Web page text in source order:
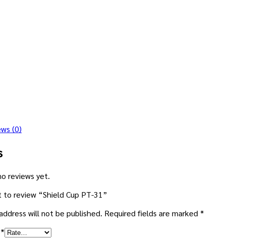
(0)
reviews yet.
review “Shield Cup PT-31”
will not be published. Required fields are marked *
*